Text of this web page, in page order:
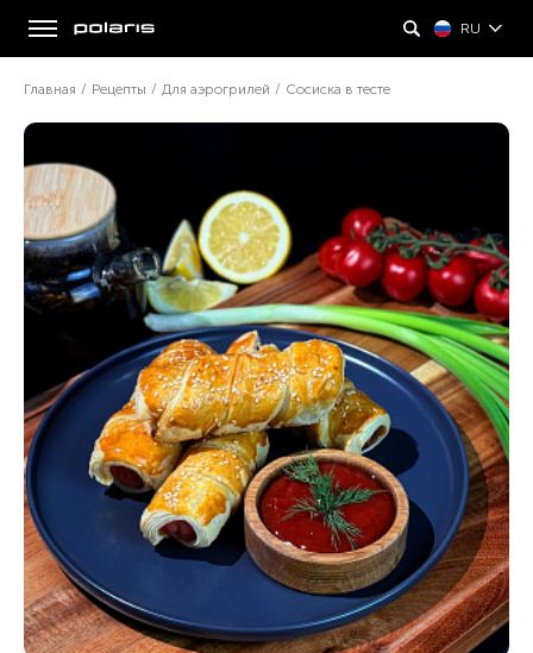
RU
Главная / Рецепты / Для аэрогрилей / Сосиска в тесте